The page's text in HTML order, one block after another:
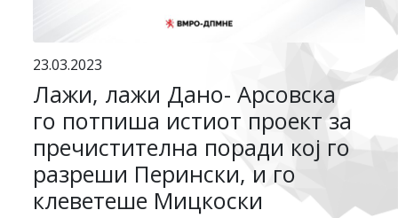
23.03.2023
Лажи, лажи Дано- Арсовска
го потпиша истиот проект за
пречистителна поради кој го
разреши Перински, и го
клеветеше Мицкоски